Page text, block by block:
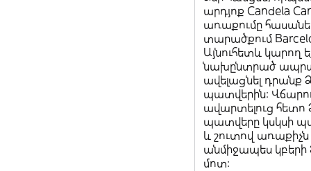
արդյոք Candela
առաքումը
տարածքում
Այնուհետև կարող
նախընտրած
ավելացնել դրանք
պատվերին:
ավարտելուց հետո
պատվերը կսկսի
և շուտով առաքիչն
անմիջապես կբերի
մոտ: